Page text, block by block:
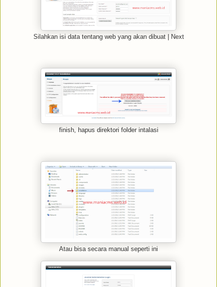
Silahkan isi data tentang web yang akan dibuat | Next
finish, hapus direktori folder intalasi
Atau bisa secara manual seperti ini